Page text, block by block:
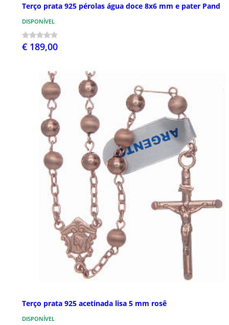
Terço prata 925 pérolas água doce 8x6 mm e pater Pand
DISPONÍVEL
€ 189,00
Terço prata 925 acetinada lisa 5 mm rosê
DISPONÍVEL